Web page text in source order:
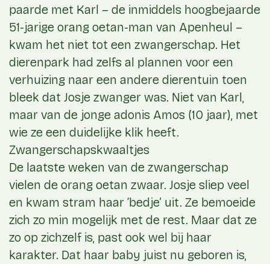
paarde met Karl – de inmiddels hoogbejaarde
51-jarige orang oetan-man van Apenheul –
kwam het niet tot een zwangerschap. Het
dierenpark had zelfs al plannen voor een
verhuizing naar een andere dierentuin toen
bleek dat Josje zwanger was. Niet van Karl,
maar van de jonge adonis Amos (10 jaar), met
wie ze een duidelijke klik heeft.
Zwangerschapskwaaltjes
De laatste weken van de zwangerschap
vielen de orang oetan zwaar. Josje sliep veel
en kwam stram haar ‘bedje’ uit. Ze bemoeide
zich zo min mogelijk met de rest. Maar dat ze
zo op zichzelf is, past ook wel bij haar
karakter. Dat haar baby juist nu geboren is,